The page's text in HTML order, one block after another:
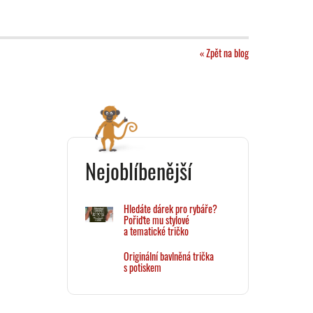
« Zpět na blog
Nejoblíbenější
Hledáte dárek pro rybáře?
Pořiďte mu stylové
a tematické tričko
Originální bavlněná trička
s potiskem